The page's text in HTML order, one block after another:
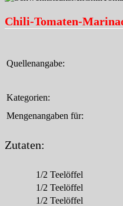
Chili-Tomaten-
Quellenangabe:
Kategorien:
Mengenangaben für:
Zutaten:
1/2 Teelöffel
1/2 Teelöffel
1/2 Teelöffel